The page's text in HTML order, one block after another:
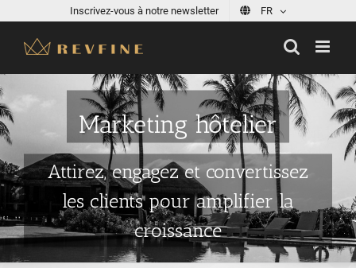
content
Inscrivez-vous à notre newsletter FR
Marketing hôtelier
Attirez, engagez et convertissez
les clients pour amplifier la
croissance